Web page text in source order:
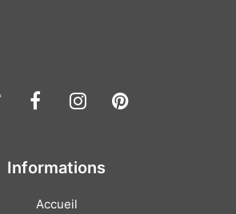
TwitterFacebook
Instagram
Pinterest
Informations
Accueil